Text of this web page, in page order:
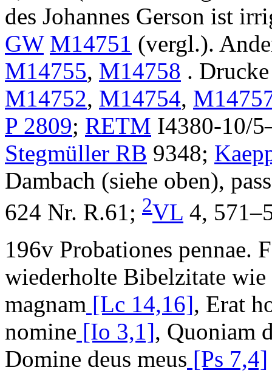
des Johannes Gerson ist
GW M14751 (vergl.).
M14755, M14758 .
M14752, M14754,
P 2809; RETM I4380-10/
Stegmüller RB 9348;
Dambach (siehe oben),
624 Nr. R.61; 2VL 4,
196v Probationes pennae.
wiederholte Bibelzitate wie
magnam [Lc 14,16], Erat
nomine [Io 3,1], Quoniam
Domine deus meus [Ps 7,4]